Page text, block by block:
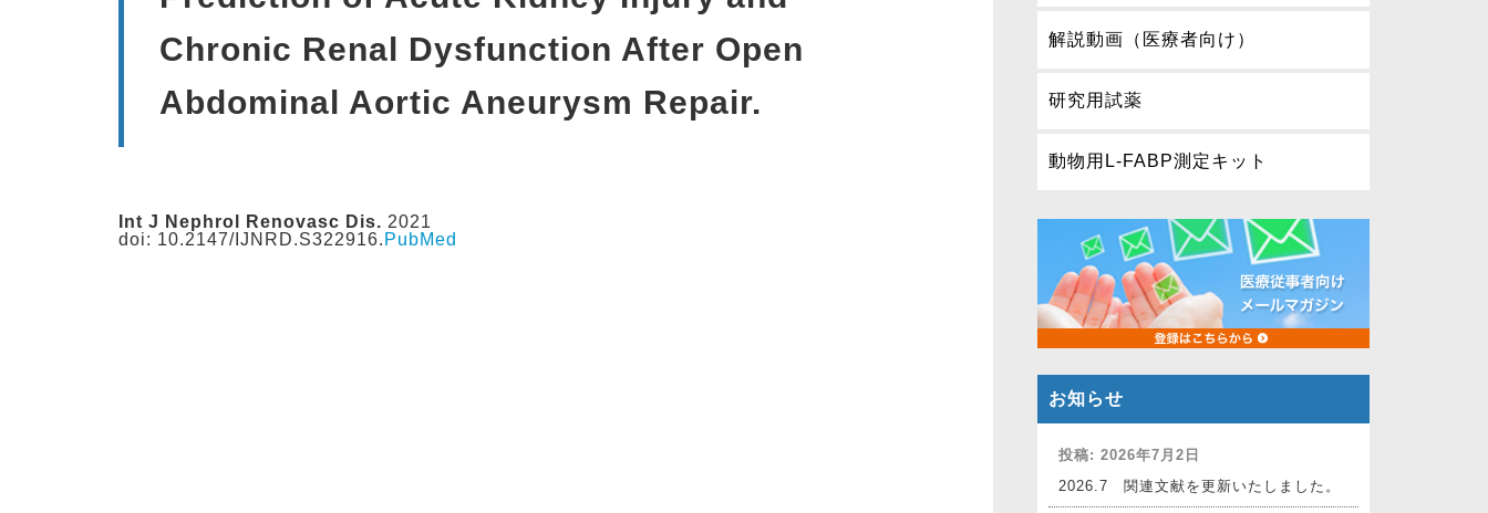
Chronic Renal Dysfunction After Open
Abdominal Aortic Aneurysm Repair.
Int J Nephrol Renovasc Dis. 2021
doi: 10.2147/IJNRD.S322916. PubMed
解説動画（医療者向け）
研究用試薬
動物用L-FABP測定キット
お知らせ
2026.7 関連文献を更新いたしました。
投稿: 2026年7月2日